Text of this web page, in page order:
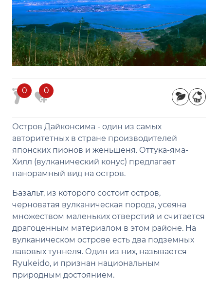
0 0
Остров Дайконсима - один из самых
авторитетных в стране производителей
японских пионов и женьшеня. Оттука-яма-
Хилл (вулканический конус) предлагает
панорамный вид на остров.
Базальт, из которого состоит остров,
черноватая вулканическая порода, усеяна
множеством маленьких отверстий и считается
драгоценным материалом в этом районе. На
вулканическом острове есть два подземных
лавовых туннеля. Один из них, называется
Ryukeido, и признан национальным
природным достоянием.